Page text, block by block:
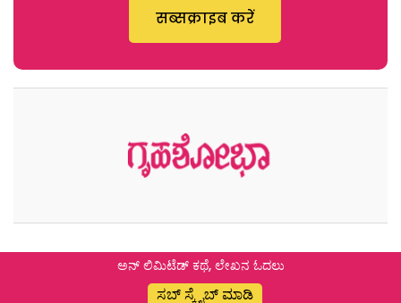
सब्सक्राइब करें
ಅನ್ ಲಿಮಿಟೆಡ್ ಕಥೆ, ಲೇಖನ ಓದಲು
ಸಬ್ ಸ್ಕ್ರೈಬ್ ಮಾಡಿ